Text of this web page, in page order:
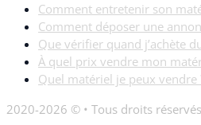
Comment entretenir son
Comment déposer une
Que vérifier quand j’achète
À quel prix vendre mon
Quel matériel je peux vendre
2020-2026 © • Tous droits réservés